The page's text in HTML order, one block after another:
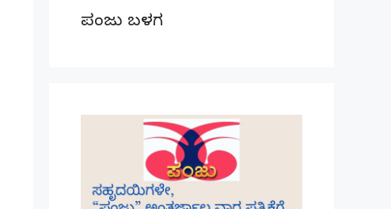
ಪಂಜು ಬಳಗ